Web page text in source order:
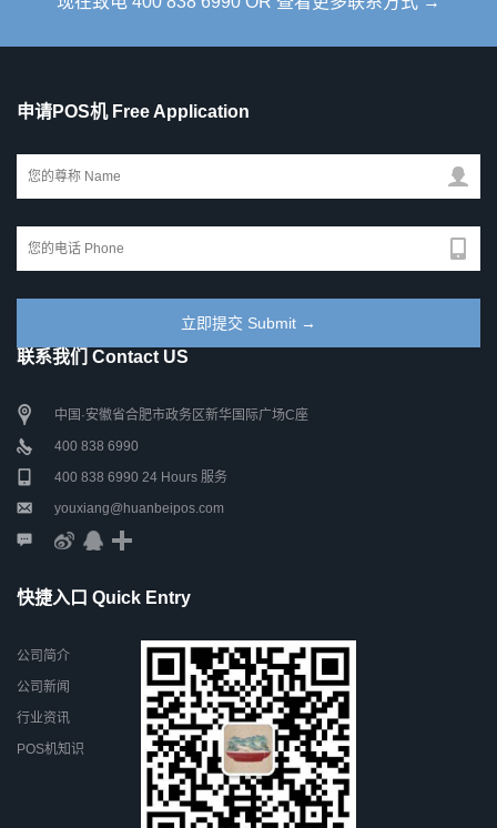
申请POS机 Free Application
联系我们 Contact US
中国·安徽省合肥市政务区新华国际广场C座
400 838 6990
400 838 6990 24 Hours 服务
youxiang@huanbeipos.com
快捷入口 Quick Entry
公司简介
公司新闻
行业资讯
POS机知识